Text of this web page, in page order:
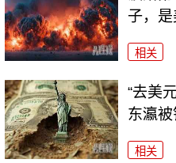
子，是
相关
“去美
东瀛被
相关